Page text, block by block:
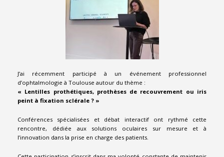
J’ai récemment participé à un événement professionnel
d’ophtalmologie à Toulouse autour du thème :
« Lentilles prothétiques, prothèses de recouvrement ou iris
peint à fixation sclérale ? »
Conférences spécialisées et débat interactif ont rythmé cette
rencontre, dédiée aux solutions oculaires sur mesure et à
l’innovation dans la prise en charge des patients.